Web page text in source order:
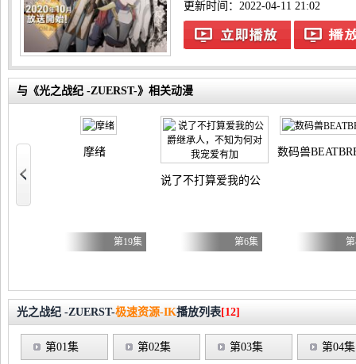
更新时间：2022-04-11 21:02
与《光之战纪 -ZUERST-》相关动漫
摩绪
第19集
说了不打算爱我的公爵继承人，不知为
第6集
数码兽
光之战纪 -ZUERST-极速资源-IK播放列表[12]
第01集 第02集 第03集 第04集